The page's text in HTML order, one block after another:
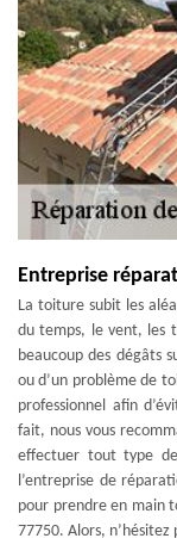
Entreprise
La toiture subit les
du temps, le vent, les
beaucoup des dégâts
ou d’un problème de
professionnel afin
fait, nous vous
effectuer tout type
l’entreprise de
pour prendre en main
77750. Alors,